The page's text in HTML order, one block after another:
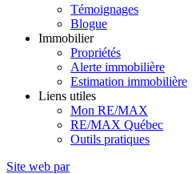
Témoignages
Blogue
Immobilier
Propriétés
Alerte immobilière
Estimation immobilière
Liens utiles
Mon RE/MAX
RE/MAX Québec
Outils pratiques
Site web par